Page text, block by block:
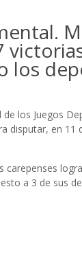
los
los Juegos
disputar, en 11
a 3 de sus